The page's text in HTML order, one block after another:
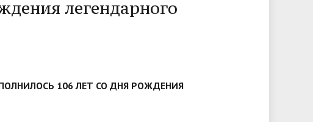
образовательной организации
Информация Министерства науки и
Информационная поддержка
платной основе
Херсонской области
легендарного
106 ЛЕТ СО ДНЯ РОЖДЕНИЯ